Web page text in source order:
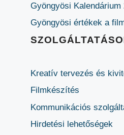
Gyöngyösi Kalendárium
Gyöngyösi értékek a
Kreatív tervezés és
Filmkészítés
Kommunikációs
Hirdetési lehetőségek